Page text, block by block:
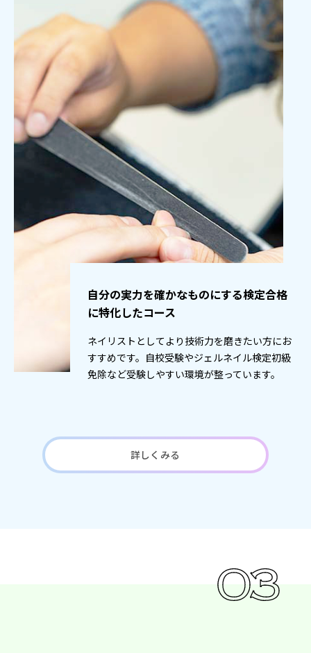
自分の実力を確かなものにする検定合格
に特化したコース
ネイリストとしてより技術力を磨きたい方にお
すすめです。自校受験やジェルネイル検定初級
免除など受験しやすい環境が整っています。
詳しくみる